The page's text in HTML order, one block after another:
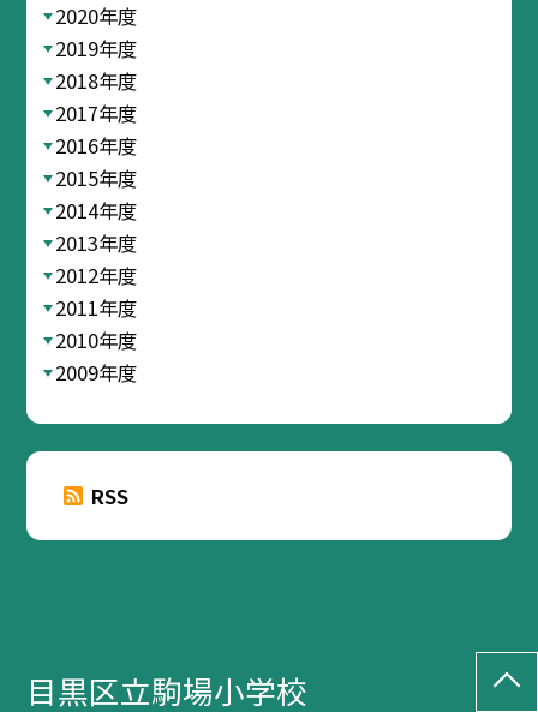
2020年度
2019年度
2018年度
2017年度
2016年度
2015年度
2014年度
2013年度
2012年度
2011年度
2010年度
2009年度
RSS
目黒区立駒場小学校